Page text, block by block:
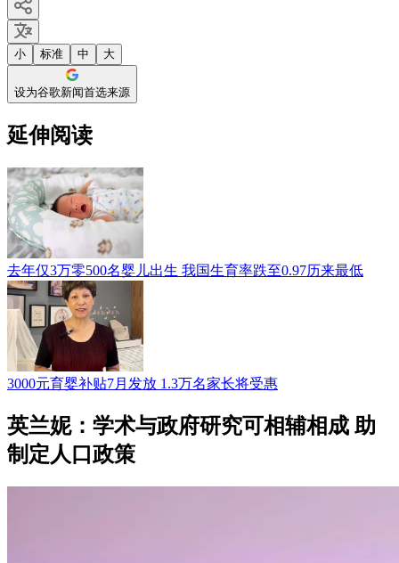
小 标准 中 大
设为谷歌新闻首选来源
延伸阅读
去年仅3万零500名婴儿出生 我国生育率跌至0.97历来最低
3000元育婴补贴7月发放 1.3万名家长将受惠
英兰妮：学术与政府研究可相辅相成 助
制定人口政策